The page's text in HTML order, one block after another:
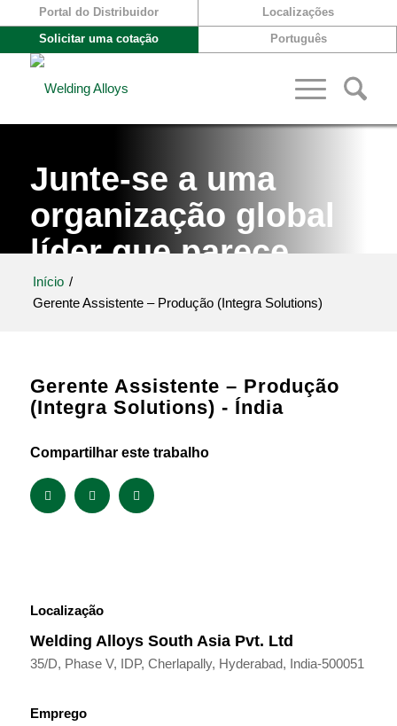
Portal do Distribuidor
Localizações
Solicitar uma cotação
Português
Junte-se a uma
organização global
líder que parece
uma família
Início /
Gerente Assistente – Produção (Integra Solutions)
Gerente Assistente – Produção
(Integra Solutions) - Índia
Compartilhar este trabalho
Localização
Welding Alloys South Asia Pvt. Ltd
35/D, Phase V, IDP, Cherlapally, Hyderabad, India-500051
Emprego